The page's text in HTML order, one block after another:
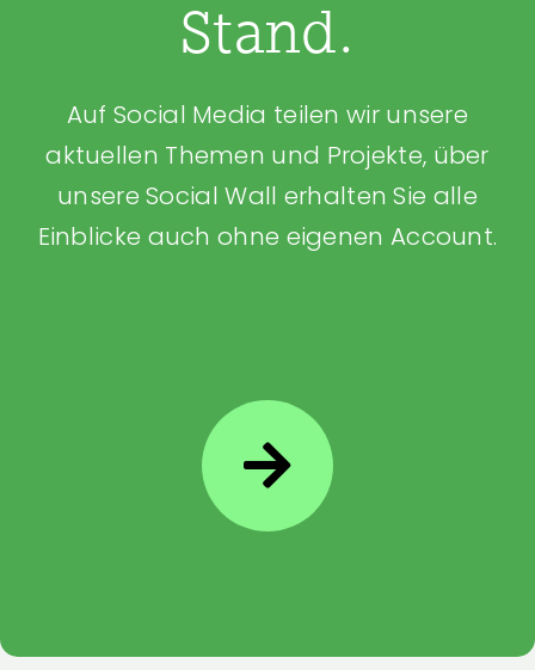
Stand.
Auf Social Media teilen wir unsere
aktuellen Themen und Projekte, über
unsere Social Wall erhalten Sie alle
Einblicke auch ohne eigenen Account.